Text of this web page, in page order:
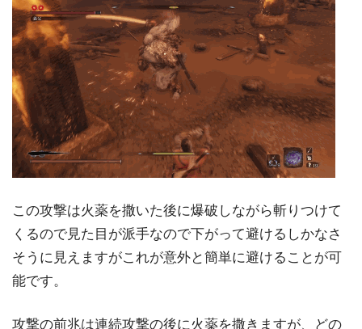
この攻撃は火薬を撒いた後に爆破しながら斬りつけて
くるので見た目が派手なので下がって避けるしかなさ
そうに見えますがこれが意外と簡単に避けることが可
能です。
攻撃の前兆は連続攻撃の後に火薬を撒きますが、どの